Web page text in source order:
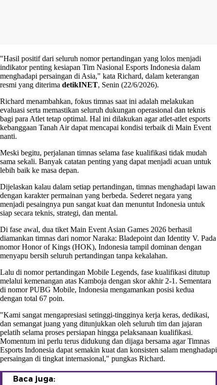
"Hasil positif dari seluruh nomor pertandingan yang lolos menjadi
indikator penting kesiapan Tim Nasional Esports Indonesia dalam
menghadapi persaingan di Asia," kata Richard, dalam keterangan
resmi yang diterima detikINET, Senin (22/6/2026).
Richard menambahkan, fokus timnas saat ini adalah melakukan
evaluasi serta memastikan seluruh dukungan operasional dan teknis
bagi para Atlet tetap optimal. Hal ini dilakukan agar atlet-atlet esports
kebanggaan Tanah Air dapat mencapai kondisi terbaik di Main Event
nanti.
Meski begitu, perjalanan timnas selama fase kualifikasi tidak mudah
sama sekali. Banyak catatan penting yang dapat menjadi acuan untuk
lebih baik ke masa depan.
Dijelaskan kalau dalam setiap pertandingan, timnas menghadapi lawan
dengan karakter permainan yang berbeda. Sederet negara yang
menjadi pesaingnya pun sangat kuat dan menuntut Indonesia untuk
siap secara teknis, strategi, dan mental.
Di fase awal, dua tiket Main Event Asian Games 2026 berhasil
diamankan timnas dari nomor Naraka: Bladepoint dan Identity V. Pada
nomor Honor of Kings (HOK), Indonesia tampil dominan dengan
menyapu bersih seluruh pertandingan tanpa kekalahan.
Lalu di nomor pertandingan Mobile Legends, fase kualifikasi ditutup
melalui kemenangan atas Kamboja dengan skor akhir 2-1. Sementara
di nomor PUBG Mobile, Indonesia mengamankan posisi kedua
dengan total 67 poin.
"Kami sangat mengapresiasi setinggi-tingginya kerja keras, dedikasi,
dan semangat juang yang ditunjukkan oleh seluruh tim dan jajaran
pelatih selama proses persiapan hingga pelaksanaan kualifikasi.
Momentum ini perlu terus didukung dan dijaga bersama agar Timnas
Esports Indonesia dapat semakin kuat dan konsisten salam menghadapi
persaingan di tingkat internasional," pungkas Richard.
Baca juga: